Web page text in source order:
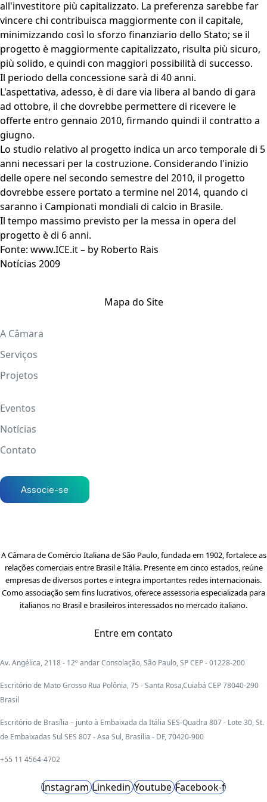
all'investitore più capitalizzato. La preferenza sarebbe far
vincere chi contribuisca maggiormente con il capitale,
minimizzando così lo sforzo finanziario dello Stato; se il
progetto è maggiormente capitalizzato, risulta più sicuro,
più solido, e quindi con maggiori possibilità di successo.
Il periodo della concessione sarà di 40 anni.
L'aspettativa, adesso, è di dare via libera al bando di gara
ad ottobre, il che dovrebbe permettere di ricevere le
offerte entro gennaio 2010, firmando quindi il contratto a
giugno.
Lo studio relativo al progetto indica un arco temporale di 5
anni necessari per la costruzione. Considerando l'inizio
delle opere nel secondo semestre del 2010, il progetto
dovrebbe essere portato a termine nel 2014, quando ci
saranno i Campionati mondiali di calcio in Brasile.
Il tempo massimo previsto per la messa in opera del
progetto è di 6 anni.
Fonte: www.ICE.it – by Roberto Rais
Notícias 2009
Mapa do Site
A Câmara
Serviços
Projetos
Eventos
Notícias
Contato
Associe-se
A Câmara de Comércio Italiana de São Paulo, fundada em 1902, fortalece as
relações comerciais entre Brasil e Itália. Presente em cinco estados, reúne
empresas de diversos portes e integra importantes redes internacionais.
Como associação sem fins lucrativos, oferece assessoria especializada para
italianos no Brasil e brasileiros interessados no mercado italiano.
Entre em contato
Av. Angélica, 2118 - 12º andar Consolação, São Paulo, SP CEP - 01228-200
Escritório de Mato Grosso Rua Polônia, 75 - Santa Rosa,Cuiabá CEP 78040-290
Brasil
Escritório de Brasília – junto à Embaixada da Itália SES-Quadra 807 - Lote 30, St.
de Embaixadas Sul SES 807 - Asa Sul, Brasília - DF, 70420-900
+55 11 4564-4702
Instagram Linkedin Youtube Facebook-f